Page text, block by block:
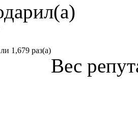
1,679 раз(а)
Вес